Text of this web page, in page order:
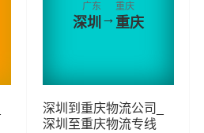
广东
深圳→
重庆
重庆
深圳到重庆物流公司_
深圳至重庆物流专线